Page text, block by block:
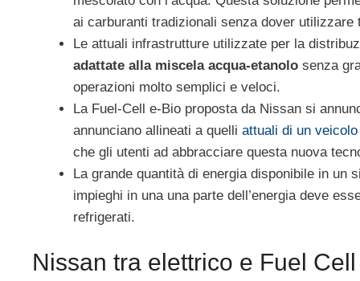
ai carburanti tradizionali senza dover
Le attuali infrastrutture utilizzate per la
adattate alla miscela acqua-etanolo senza
operazioni molto semplici e veloci.
La Fuel-Cell e-Bio proposta da Nissan si
annunciano allineati a quelli attuali di un
che gli utenti ad abbracciare questa nuova
La grande quantità di energia disponibile in un
impieghi in una una parte dell’energia deve
refrigerati.
Nissan tra elettrico e Fuel Cell